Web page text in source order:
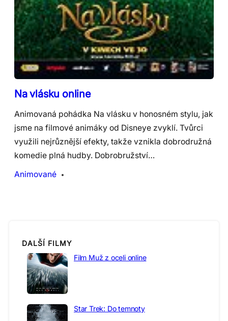
Na vlásku online
Animovaná pohádka Na vlásku v honosném stylu, jak
jsme na filmové animáky od Disneye zvyklí. Tvůrci
využili nejrůznější efekty, takže vznikla dobrodružná
komedie plná hudby. Dobrobružství…
Animované
DALŠÍ FILMY
Film Muž z oceli online
Star Trek: Do temnoty